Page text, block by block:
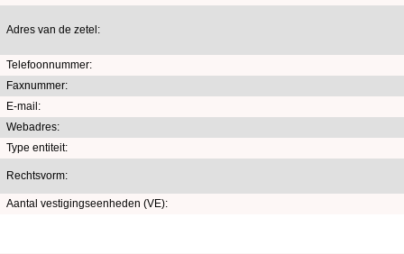
Adres van de zetel:
Telefoonnummer:
Faxnummer:
E-mail:
Webadres:
Type entiteit:
Rechtsvorm:
Aantal vestigingseenheden (VE):